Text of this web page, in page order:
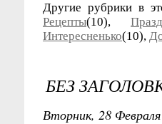
Другие рубрики в
Рецепты(10),
Интересненько(10),
БЕЗ
Вторник, 28